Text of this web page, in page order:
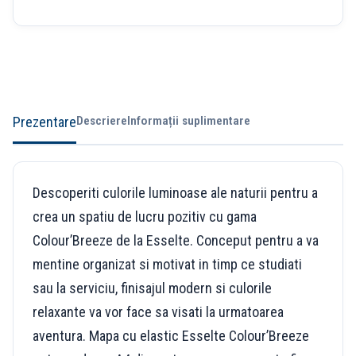
Prezentare Descriere Informații suplimentare
Descoperiti culorile luminoase ale naturii pentru a
crea un spatiu de lucru pozitiv cu gama
Colour’Breeze de la Esselte. Conceput pentru a va
mentine organizat si motivat in timp ce studiati
sau la serviciu, finisajul modern si culorile
relaxante va vor face sa visati la urmatoarea
aventura. Mapa cu elastic Esselte Colour’Breeze